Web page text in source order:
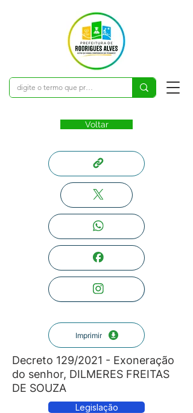
Voltar
Imprimir
Decreto 129/2021 - Exoneração
do senhor, DILMERES FREITAS
DE SOUZA
Legislação